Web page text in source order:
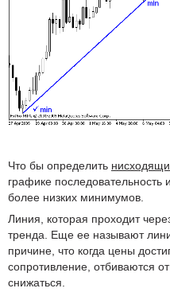
Что бы определить
графике последовательность
более низких минимумов.
Линия, которая проходит
тренда. Еще ее называют
причине, что когда цены
сопротивление, отбиваются
снижаться.